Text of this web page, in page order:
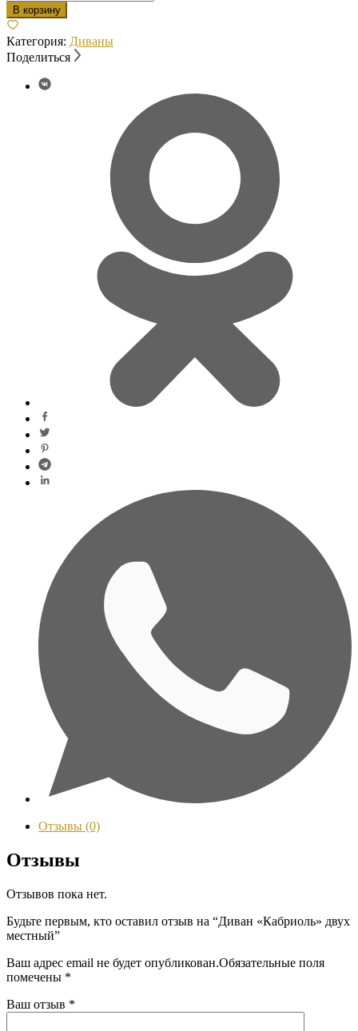
В корзину
Категория: Диваны
Поделиться
Отзывы (0)
Отзывы
Отзывов пока нет.
Будьте первым, кто оставил отзыв на “Диван «Кабриоль» двух
местный”
Ваш адрес email не будет опубликован.Обязательные поля
помечены *
Ваш отзыв *